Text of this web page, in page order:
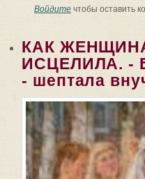
Войдитечтобы оставить
КАК
ИСЦЕЛИЛА. -
- шептала